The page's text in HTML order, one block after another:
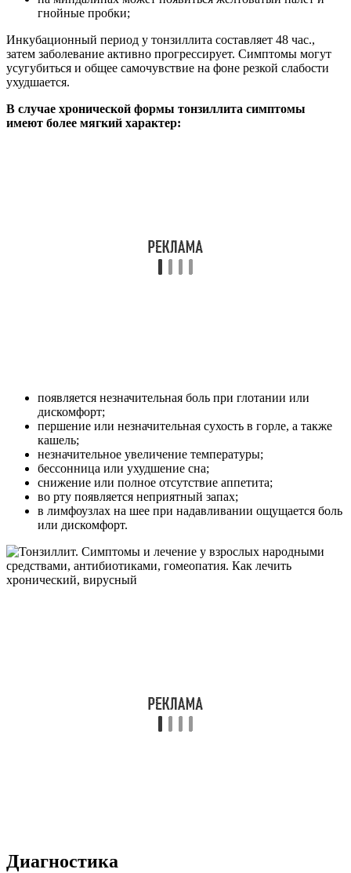
гнойные пробки;
Инкубационный период у тонзиллита составляет 48 час.,
затем заболевание активно прогрессирует. Симптомы могут
усугубиться и общее самочувствие на фоне резкой слабости
ухудшается.
В случае хронической формы тонзиллита симптомы
имеют более мягкий характер:
появляется незначительная боль при глотании или
дискомфорт;
першение или незначительная сухость в горле, а также
кашель;
незначительное увеличение температуры;
бессонница или ухудшение сна;
снижение или полное отсутствие аппетита;
во рту появляется неприятный запах;
в лимфоузлах на шее при надавливании ощущается боль
или дискомфорт.
Диагностика